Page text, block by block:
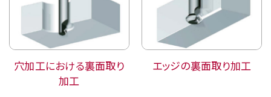
穴加工における裏面取り
加工
エッジの裏面取り加工